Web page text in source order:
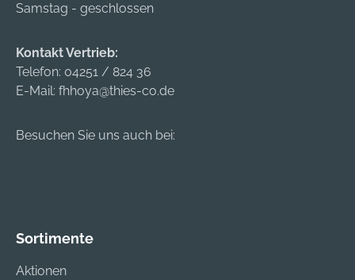
Samstag - geschlossen
Kontakt Vertrieb:
Telefon: 04251 / 824 36
E-Mail: fhhoya@thies-co.de
Besuchen Sie uns auch bei:
Sortimente
Aktionen